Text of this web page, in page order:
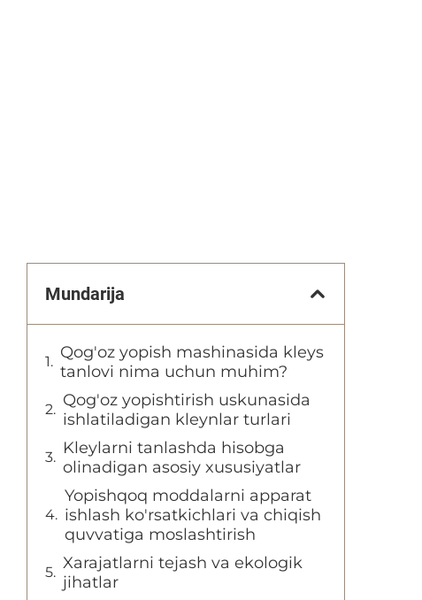
Mundarija
Qog'oz yopish mashinasida kleys
tanlovi nima uchun muhim?
Qog'oz yopishtirish uskunasida
ishlatiladigan kleynlar turlari
Kleylarni tanlashda hisobga
olinadigan asosiy xususiyatlar
Yopishqoq moddalarni apparat
ishlash ko'rsatkichlari va chiqish
quvvatiga moslashtirish
Xarajatlarni tejash va ekologik
jihatlar